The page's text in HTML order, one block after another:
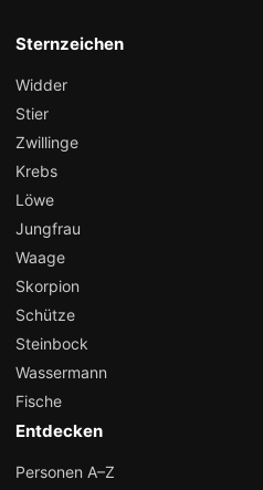
Sternzeichen
Widder
Stier
Zwillinge
Krebs
Löwe
Jungfrau
Waage
Skorpion
Schütze
Steinbock
Wassermann
Fische
Entdecken
Personen A–Z